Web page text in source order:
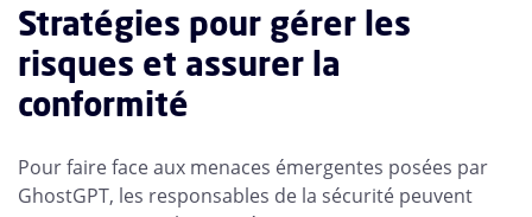
Stratégies pour gérer les
risques et assurer la
conformité
Pour faire face aux menaces émergentes posées par
GhostGPT, les responsables de la sécurité peuvent